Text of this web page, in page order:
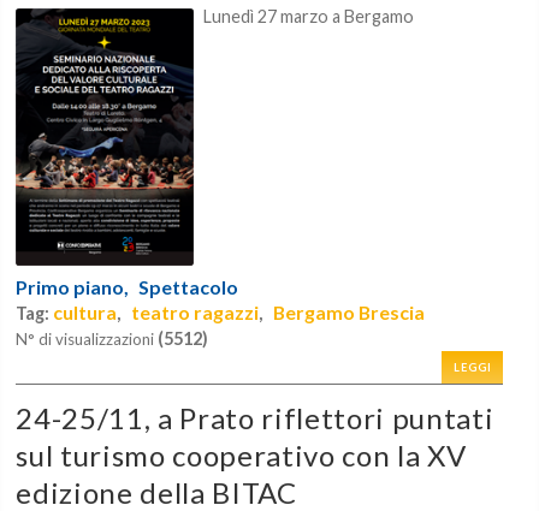
Lunedì 27 marzo a Bergamo
Primo piano, Spettacolo
Tag: cultura, teatro ragazzi, Bergamo Brescia
N° di visualizzazioni (5512)
LEGGI
24-25/11, a Prato riflettori puntati
sul turismo cooperativo con la XV
edizione della BITAC